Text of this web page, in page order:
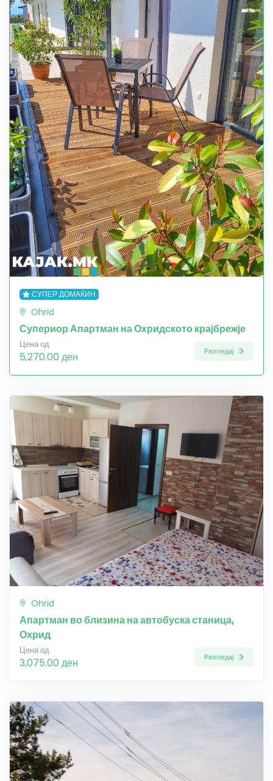
СУПЕР ДОМАЌИН
Ohrid
Супериор Апартман на Охридското крајбрежје
Цена од
5,270.00 ден Разгледај
Ohrid
Апартман во близина на автобуска станица,
Охрид
Цена од
3,075.00 ден Разгледај